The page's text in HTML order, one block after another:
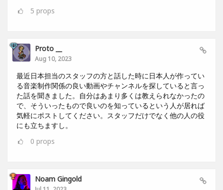
5 props
Proto __
Aug 10, 2023
最近日本担当のスタッフの方と話した時に日本人が作ってい
る音楽制作関係の良い動画やチャンネルを探していると言っ
た話を聞きました。自分はあまり多くは教えられなかったの
で、そういったもので良いのを知っているという人が居れば
気軽にポストしてください。スタッフだけでなく他の人の役
にも立ちますし。
0 props
Noam Gingold